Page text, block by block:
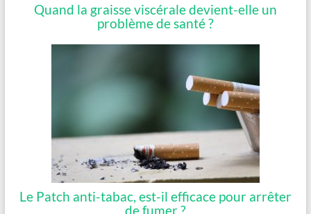
Quand la graisse viscérale devient-elle un
problème de santé ?
Le Patch anti-tabac, est-il efficace pour arrêter
de fumer ?